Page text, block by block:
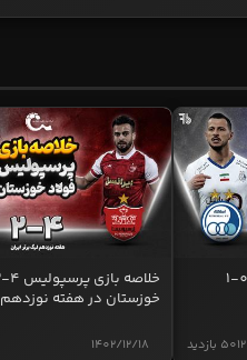
خلاصه بازی استقلال خوزستان 0-1
5012 بازدید
خوزستان در هفته نوزدهم
1402/12/18